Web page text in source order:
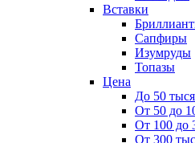
Вставки
Сапфиры
Изумруды
Топазы
Цена
До 50
От 50 до
От 100 до
От 300